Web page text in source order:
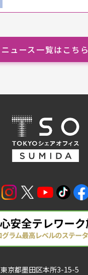
ニュース一覧はこちら
東京都墨田区本所3-15-5